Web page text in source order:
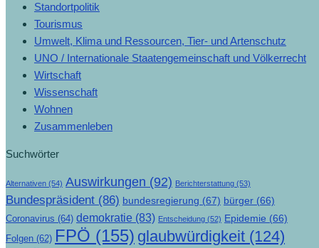
Standortpolitik
Tourismus
Umwelt, Klima und Ressourcen, Tier- und Artenschutz
UNO / Internationale Staatengemeinschaft und Völkerrecht
Wirtschaft
Wissenschaft
Wohnen
Zusammenleben
Suchwörter
Alternativen (54) Auswirkungen (92) Berichterstattung (53)
Bundespräsident (86) bundesregierung (67) bürger (66)
Coronavirus (64) demokratie (83) Entscheidung (52) Epidemie (66)
Folgen (62) FPÖ (155) glaubwürdigkeit (124)